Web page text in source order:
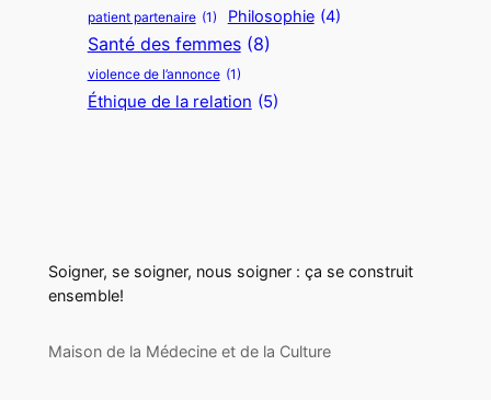
patient partenaire (1) Philosophie (4)
Santé des femmes (8)
violence de l’annonce (1)
Éthique de la relation (5)
Soigner, se soigner, nous soigner : ça se construit
ensemble!
Maison de la Médecine et de la Culture